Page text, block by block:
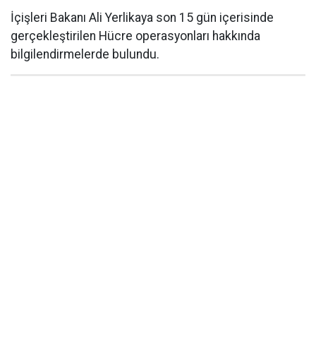
İçişleri Bakanı Ali Yerlikaya son 15 gün içerisinde
gerçekleştirilen Hücre operasyonları hakkında
bilgilendirmelerde bulundu.